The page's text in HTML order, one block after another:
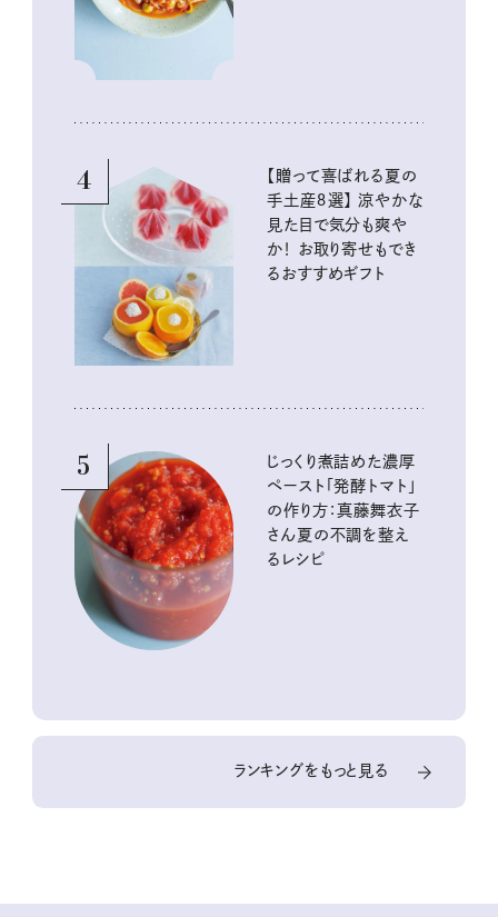
4
【贈って喜ばれる夏の
手土産８選】 涼やかな
見た目で気分も爽や
か！ お取り寄せもでき
るおすすめギフト
5
じっくり煮詰めた濃厚
ペースト「発酵トマト」
の作り方：真藤舞衣子
さん夏の不調を整え
るレシピ
ランキングをもっと見る